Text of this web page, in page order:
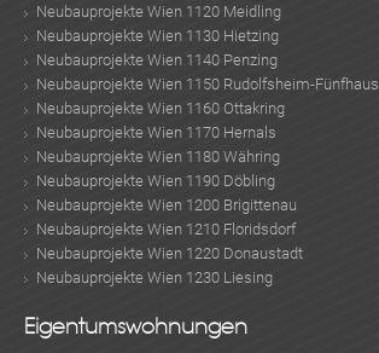
Neubauprojekte Wien 1120 Meidling
Neubauprojekte Wien 1130 Hietzing
Neubauprojekte Wien 1140 Penzing
Neubauprojekte Wien 1150 Rudolfsheim-Fünfhaus
Neubauprojekte Wien 1160 Ottakring
Neubauprojekte Wien 1170 Hernals
Neubauprojekte Wien 1180 Währing
Neubauprojekte Wien 1190 Döbling
Neubauprojekte Wien 1200 Brigittenau
Neubauprojekte Wien 1210 Floridsdorf
Neubauprojekte Wien 1220 Donaustadt
Neubauprojekte Wien 1230 Liesing
Eigentumswohnungen